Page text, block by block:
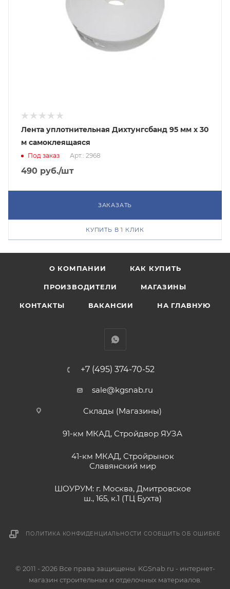
Лента уплотнительная Дихтунгcбанд 95 мм х 30
м самоклеящаяся
Под заказ Арт.: 2968
490 руб./шт
ЗАКАЗАТЬ
КУПИТЬ В 1 КЛИК
О КОМПАНИИ КАК КУПИТЬ
ПРОИЗВОДИТЕЛИ МАГАЗИНЫ
КОНТАКТЫ ВАКАНСИИ НА ГЛАВНУЮ
+7 (495) 374-70-52
sale@kgsnab.ru
Склады (Магазины)
91-км МКАД, Стройдвор ЯУЗА
41-км МКАД, Стройрынок
Славянский мир
ШОУРУМ: г. Москва, Дмитровское
ш., 165, к.1 (ТЦ Бухта)
ПОЛИТИКА КОНФИДЕНЦИАЛЬНОСТИ СООБЩИТЬ ОБ ОШИБКЕ
© 2011 - 2026 Все права защищены. KGSnab.ru - интернет-
магазин строительных и отделочных материалов.